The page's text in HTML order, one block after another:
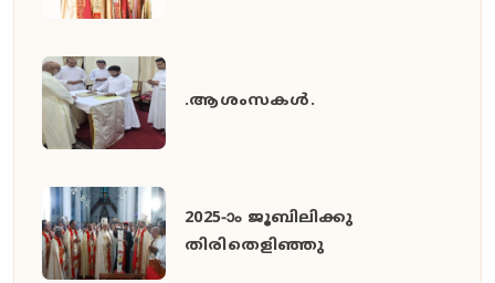
.ആശംസകൾ.
2025-ാം ജൂബിലിക്കു
തിരിതെളിഞ്ഞു